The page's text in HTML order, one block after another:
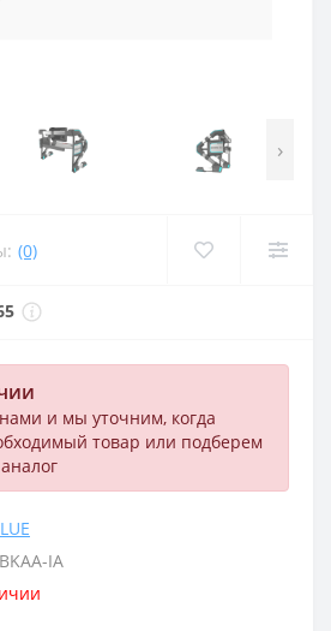
›
(0)
и мы уточним, когда
товар или подберем
IA